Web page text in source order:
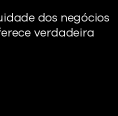
dos negócios
verdadeira